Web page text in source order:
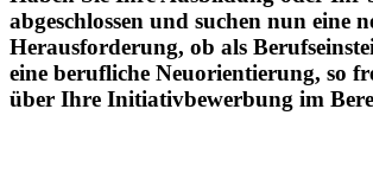
abgeschlossen und suchen nun eine
Herausforderung, ob als
eine berufliche Neuorientierung, so
über Ihre Initiativbewerbung im